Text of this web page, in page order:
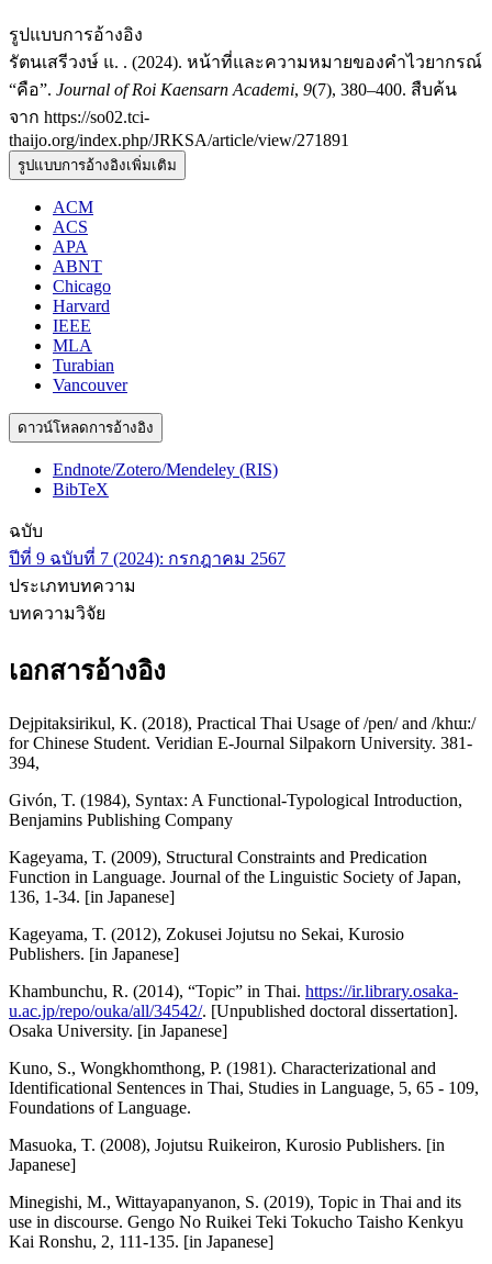
รูปแบบการอ้างอิง
รัตนเสรีวงษ์ แ. . (2024). หน้าที่และความหมายของคำไวยากรณ์
“คือ”. Journal of Roi Kaensarn Academi, 9(7), 380–400. สืบค้น
จาก https://so02.tci-
thaijo.org/index.php/JRKSA/article/view/271891
รูปแบบการอ้างอิงเพิ่มเติม
ACM
ACS
APA
ABNT
Chicago
Harvard
IEEE
MLA
Turabian
Vancouver
ดาวน์โหลดการอ้างอิง
Endnote/Zotero/Mendeley (RIS)
BibTeX
ฉบับ
ปีที่ 9 ฉบับที่ 7 (2024): กรกฎาคม 2567
ประเภทบทความ
บทความวิจัย
เอกสารอ้างอิง
Dejpitaksirikul, K. (2018), Practical Thai Usage of /pen/ and /khɯ:/
for Chinese Student. Veridian E-Journal Silpakorn University. 381-
394,
Givón, T. (1984), Syntax: A Functional-Typological Introduction,
Benjamins Publishing Company
Kageyama, T. (2009), Structural Constraints and Predication
Function in Language. Journal of the Linguistic Society of Japan,
136, 1-34. [in Japanese]
Kageyama, T. (2012), Zokusei Jojutsu no Sekai, Kurosio
Publishers. [in Japanese]
Khambunchu, R. (2014), “Topic” in Thai. https://ir.library.osaka-
u.ac.jp/repo/ouka/all/34542/. [Unpublished doctoral dissertation].
Osaka University. [in Japanese]
Kuno, S., Wongkhomthong, P. (1981). Characterizational and
Identificational Sentences in Thai, Studies in Language, 5, 65 - 109,
Foundations of Language.
Masuoka, T. (2008), Jojutsu Ruikeiron, Kurosio Publishers. [in
Japanese]
Minegishi, M., Wittayapanyanon, S. (2019), Topic in Thai and its
use in discourse. Gengo No Ruikei Teki Tokucho Taisho Kenkyu
Kai Ronshu, 2, 111-135. [in Japanese]